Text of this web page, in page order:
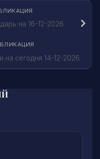
на 16-12-2026
на сегодня 14-12-2026